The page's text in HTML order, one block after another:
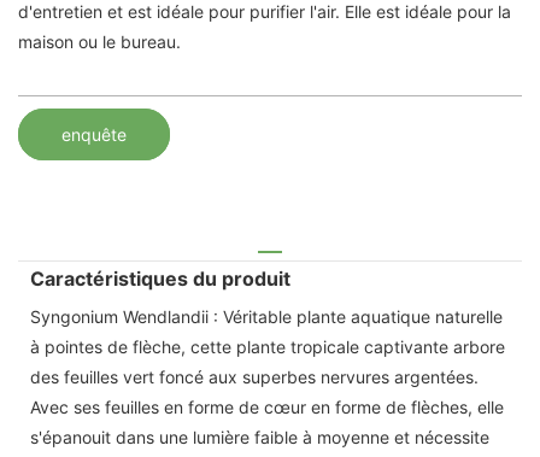
d'entretien et est idéale pour purifier l'air. Elle est idéale pour la
maison ou le bureau.
enquête
Caractéristiques du produit
Syngonium Wendlandii : Véritable plante aquatique naturelle
à pointes de flèche, cette plante tropicale captivante arbore
des feuilles vert foncé aux superbes nervures argentées.
Avec ses feuilles en forme de cœur en forme de flèches, elle
s'épanouit dans une lumière faible à moyenne et nécessite